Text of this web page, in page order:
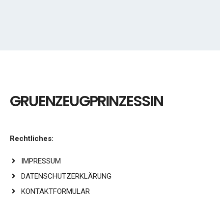
GRUENZEUGPRINZESSIN
Rechtliches:
IMPRESSUM
DATENSCHUTZERKLÄRUNG
KONTAKTFORMULAR